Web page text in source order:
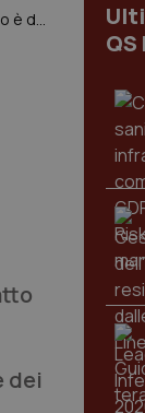
I tagli della stabilità. Le Regioni hanno deciso: “Rinunciamo ‘a malincuore’ ad aumento Fondo sanitario 2015”. Ma il Governo è dubbioso e l’intesa di domani non è scontata
dei
QS